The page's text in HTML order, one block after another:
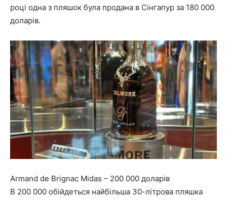
році одна з пляшок була продана в Сінгапур за 180 000
доларів.
Armand de Brignac Midas – 200 000 доларів
В 200 000 обійдеться найбільша 30-літрова пляшка